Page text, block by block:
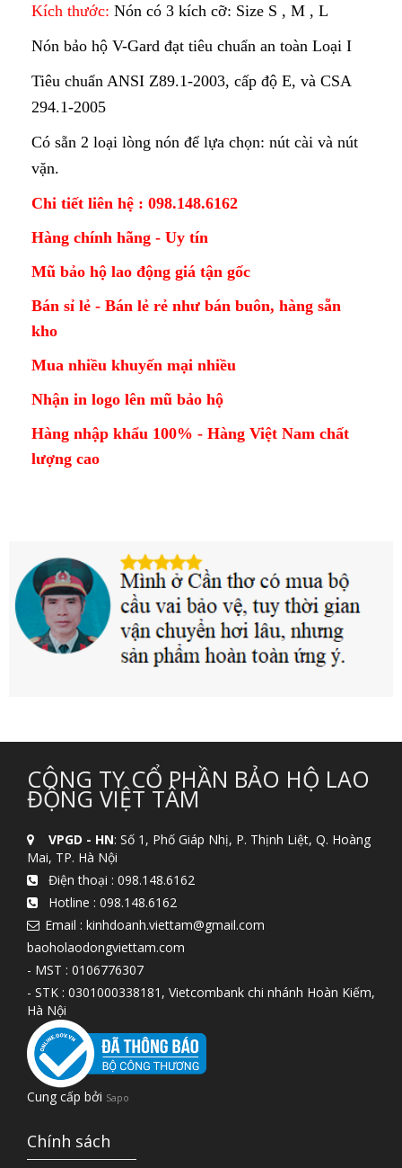
Kích thước: Nón có 3 kích cỡ: Size S , M , L
Nón bảo hộ V-Gard đạt tiêu chuẩn an toàn Loại I
Tiêu chuẩn ANSI Z89.1-2003, cấp độ E, và CSA
294.1-2005
Có sẵn 2 loại lòng nón để lựa chọn: nút cài và nút
vặn.
Chi tiết liên hệ : 098.148.6162
Hàng chính hãng - Uy tín
Mũ bảo hộ lao động giá tận gốc
Bán sỉ lẻ - Bán lẻ rẻ như bán buôn, hàng sẵn
kho
Mua nhiều khuyến mại nhiều
Nhận in logo lên mũ bảo hộ
Hàng nhập khẩu 100% - Hàng Việt Nam chất
lượng cao
CÔNG TY CỔ PHẦN BẢO HỘ LAO
ĐỘNG VIỆT TÂM
VPGD - HN: Số 1, Phố Giáp Nhị, P. Thịnh Liệt, Q. Hoàng
Mai, TP. Hà Nội
Điện thoại : 098.148.6162
Hotline : 098.148.6162
Email : kinhdoanh.viettam@gmail.com
baoholaodongviettam.com
- MST : 0106776307
- STK : 0301000338181, Vietcombank chi nhánh Hoàn Kiếm,
Hà Nội
Cung cấp bởi Sapo
Chính sách